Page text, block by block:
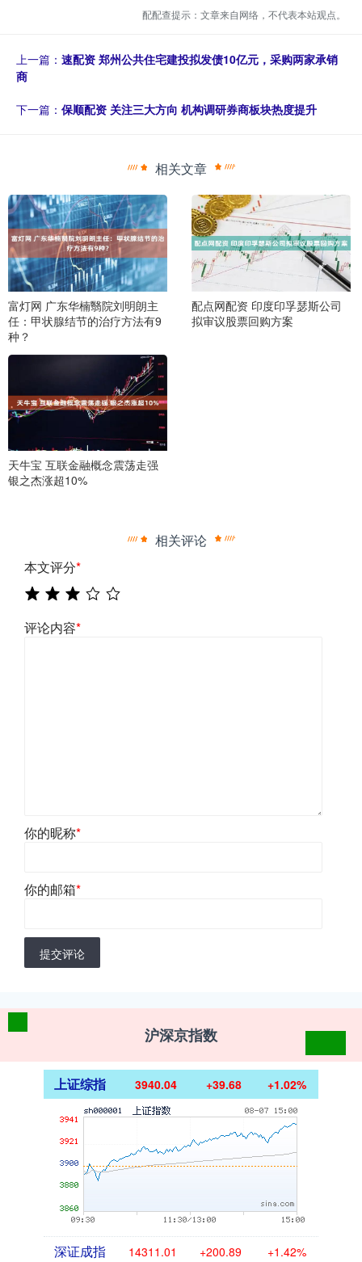
配配查提示：文章来自网络，不代表本站观点。
上一篇： 速配资 郑州公共住宅建投拟发债10亿元，采购两家承销
商
下一篇： 保顺配资 关注三大方向 机构调研券商板块热度提升
相关文章
富灯网 广东华楠翳院刘明朗主
任：甲状腺结节的治疗方法有9
种？
配点网配资 印度印孚瑟斯公司
拟审议股票回购方案
天牛宝 互联金融概念震荡走强
银之杰涨超10%
相关评论
本文评分*
评论内容*
你的昵称*
你的邮箱*
提交评论
沪深京指数
上证综指 3940.04 +39.68 +1.02%
深证成指 14311.01 +200.89 +1.42%